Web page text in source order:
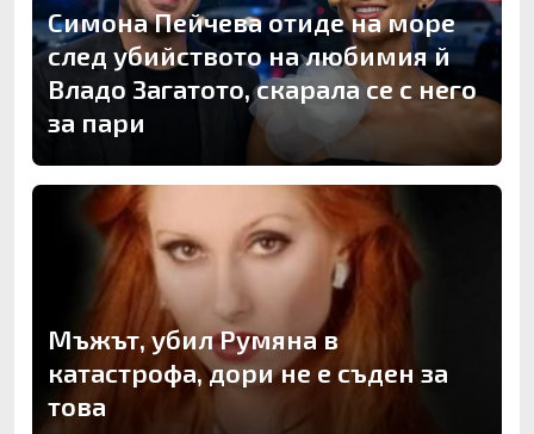
Симона Пейчева отиде на море
след убийството на любимия й
Владо Загатото, скарала се с него
за пари
Мъжът, убил Румяна в
катастрофа, дори не е съден за
това